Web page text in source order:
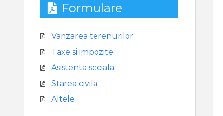
Formulare
Vanzarea terenurilor
Taxe si impozite
Asistenta sociala
Starea civila
Altele